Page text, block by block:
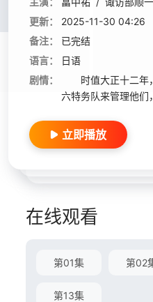
更新：
2025-11-30 04:26
备注：
已完结
语言：
日语
剧情：
时值大正十二年，
六特务队来管理他们
立即播放
在线观看
第01集 第02
第13集